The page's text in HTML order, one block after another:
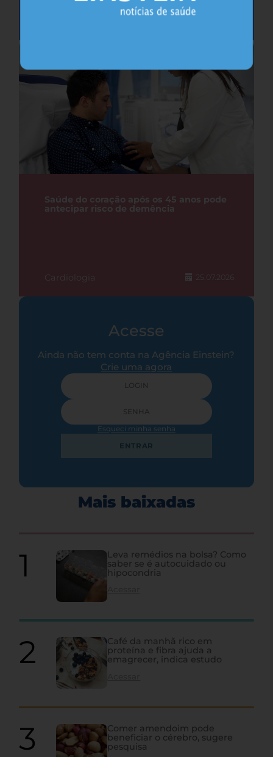
Saúde do coração após os 45 anos pode
antecipar risco de demência
Cardiologia 25.07.2026
Acesse
Ainda não tem conta na Agência Einstein?
Crie uma agora
Esqueci minha senha
ENTRAR
Mais baixadas
Leva remédios na bolsa? Como
saber se é autocuidado ou
hipocondria
Café da manhã rico em
proteína e fibra ajuda a
emagrecer, indica estudo
Comer amendoim pode
beneficiar o cérebro, sugere
pesquisa